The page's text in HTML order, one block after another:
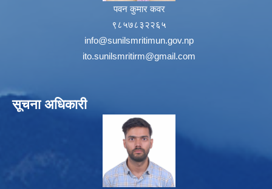
पवन कुमार कवर
९८५७८३२२६५
info@sunilsmritimun.gov.np
ito.sunilsmritirm@gmail.com
सूचना अधिकारी